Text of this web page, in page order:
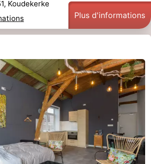
Koudekerke
Plus d'informations